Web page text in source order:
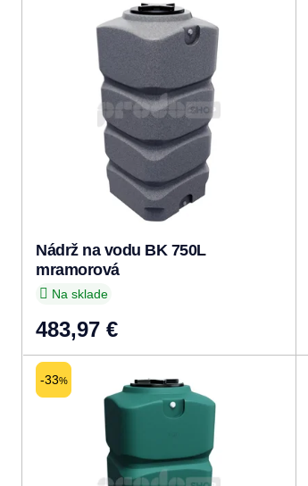
Na sklade
Nádrž na vodu BK 750L
mramorová
483,97 €
-33%